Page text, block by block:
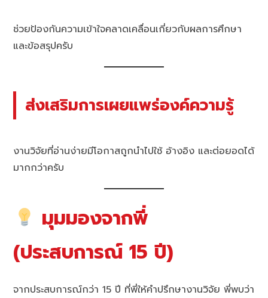
ช่วยป้องกันความเข้าใจคลาดเคลื่อนเกี่ยวกับผลการศึกษา
และข้อสรุปครับ
ส่งเสริมการเผยแพร่องค์ความรู้
งานวิจัยที่อ่านง่ายมีโอกาสถูกนำไปใช้ อ้างอิง และต่อยอดได้
มากกว่าครับ
มุมมองจากพี่
(ประสบการณ์ 15 ปี)
จากประสบการณ์กว่า 15 ปี ที่พี่ให้คำปรึกษางานวิจัย พี่พบว่า